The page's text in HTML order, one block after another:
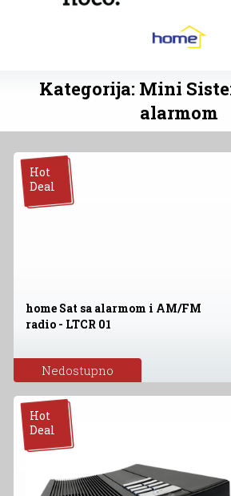
Kategorija: Mini
alarmom
Hot
Deal
home Sat sa alarmom i AM/FM
radio - LTCR 01
Nedostupno
Hot
Deal